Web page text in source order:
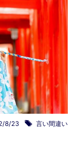
8/23 言い間違い